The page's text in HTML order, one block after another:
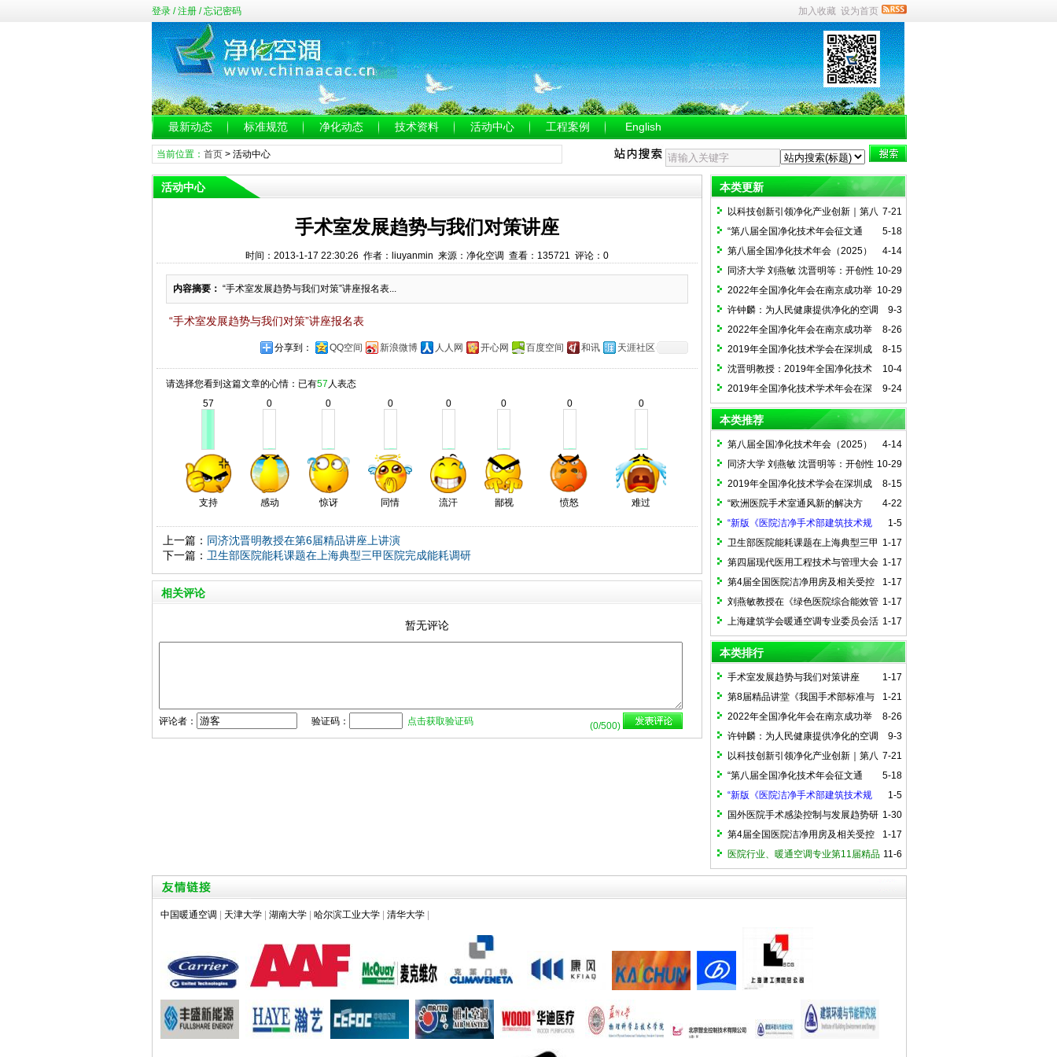
登录/注册/忘记密码 加入收藏 设为首页
最新动态 标准规范 净化动态 技术资料 活动中心 工程案例 English
当前位置： 首页> 活动中心
活动中心
手术室发展趋势与我们对策讲座
时间：2013-1-17 22:30:26 作者：liuyanmin 来源：净化空调 查看：135721 评论：0
内容摘要： “手术室发展趋势与我们对策”讲座报名表...
“手术室发展趋势与我们对策”讲座报名表
分享到： QQ空间 新浪微博 人人网 开心网 百度空间 和讯 天涯社区
请选择您看到这篇文章的心情：已有57 人表态
57
支持
0
感动
0
惊讶
0
同情
0
流汗
0
鄙视
0
愤怒
0
难过
上一篇： 同济沈晋明教授在第6届精品讲座上讲演
下一篇： 卫生部医院能耗课题在上海典型三甲医院完成能耗调研
相关评论
暂无评论
(0/500)
评论者： 验证码： 点击获取验证码
本类更新
7-21
以科技创新引领净化产业创新｜第八
届全国净化技术年会（2025）在郑州召开
5-18
“第八届全国净化技术年会征文通
知”（投稿截止为6月下旬）
4-14
第八届全国净化技术年会（2025）
暨征文通知
10-29
同济大学 刘燕敏 沈晋明等：开创性
标准 ASHRAE 241，降低室内传染性气溶
胶传播风险
10-29
2022年全国净化年会在南京成功举
办
9-3
许钟麟：为人民健康提供净化的空调
8-26
2022年全国净化年会在南京成功举
办
8-15
2019年全国净化技术学会在深圳成
功举行
10-4
沈晋明教授：2019年全国净化技术
学术年会大会致词
9-24
2019年全国净化技术学术年会在深
圳隆重举行
本类推荐
4-14
第八届全国净化技术年会（2025）
暨征文通知
10-29
同济大学 刘燕敏 沈晋明等：开创性
标准 ASHRAE 241，降低室内传染性气溶
胶传播风险
8-15
2019年全国净化技术学会在深圳成
功举行
4-22
“欧洲医院手术室通风新的解决方
案”技术交流会在沪举办
1-5
“新版《医院洁净手术部建筑技术规
范》与我们对策”的研讨会
1-17
卫生部医院能耗课题在上海典型三甲
医院完成能耗调研
1-17
第四届现代医用工程技术与管理大会
1-17
第4届全国医院洁净用房及相关受控
环境建设与管理学术论坛
1-17
刘燕敏教授在《绿色医院综合能效管
理应用》学习班上讲演
1-17
上海建筑学会暖通空调专业委员会活
动汇报
本类排行
1-17
手术室发展趋势与我们对策讲座
1-21
第8届精品讲堂《我国手术部标准与
国外标准比较》
8-26
2022年全国净化年会在南京成功举
办
9-3
许钟麟：为人民健康提供净化的空调
7-21
以科技创新引领净化产业创新｜第八
届全国净化技术年会（2025）在郑州召开
5-18
“第八届全国净化技术年会征文通
知”（投稿截止为6月下旬）
1-5
“新版《医院洁净手术部建筑技术规
范》与我们对策”的研讨会
1-30
国外医院手术感染控制与发展趋势研
讨会
1-17
第4届全国医院洁净用房及相关受控
环境建设与管理学术论坛
11-6
医院行业、暖通空调专业第11届精品
讲堂在京成功举办
中国暖通空调 天津大学 湖南大学 哈尔滨工业大学 清华大学